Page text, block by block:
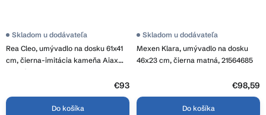
Rea Cleo, umývadlo na dosku 61x41
cm, čierna-imitácia kameňa Aiax
matná, REA-U6625
Skladom u dodávateľa
€93
Do košíka
Mexen Klara, umývadlo na dosku
46x23 cm, čierna matná, 21564685
Skladom u dodávateľa
€98,59
Do košíka